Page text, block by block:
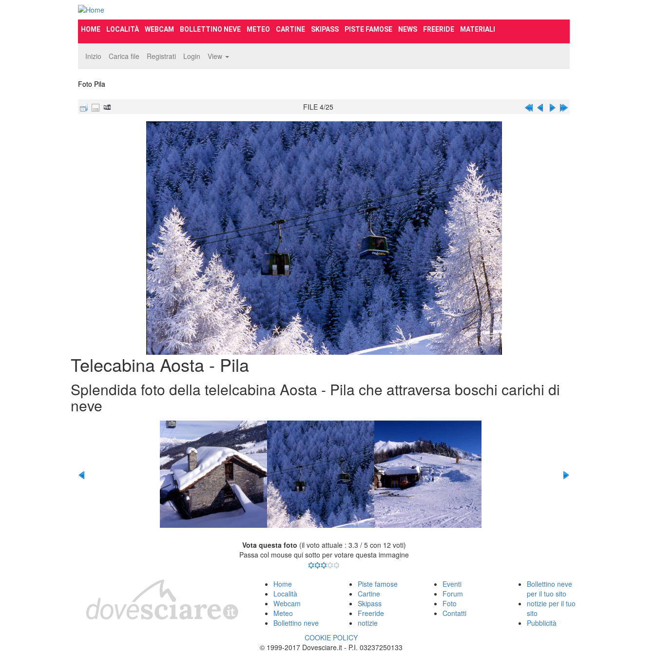
HOME LOCALITÀ WEBCAM BOLLETTINO NEVE METEO CARTINE SKIPASS PISTE FAMOSE NEWS FREERIDE MATERIALI
Inizio Carica file Registrati Login View
Foto Pila
FILE 4/25
Telecabina Aosta - Pila
Splendida foto della telelcabina Aosta - Pila che attraversa boschi carichi di
neve
Vota questa foto (il voto attuale : 3.3 / 5 con 12 voti)
Passa col mouse qui sotto per votare questa immagine
Home
Località
Webcam
Meteo
Bollettino neve
Piste famose
Cartine
Skipass
Freeride
notizie
Eventi
Forum
Foto
Contatti
Bollettino neve
per il tuo sito
notizie per il tuo
sito
Pubblicità
COOKIE POLICY
© 1999-2017 Dovesciare.it - P.I. 03237250133